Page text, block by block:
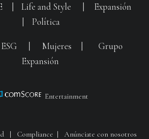
Life and Style
Expansión
Política
ESG Mujeres
Grupo
Expansión
Entertainment
| Compliance | Anúnciate con nosotros